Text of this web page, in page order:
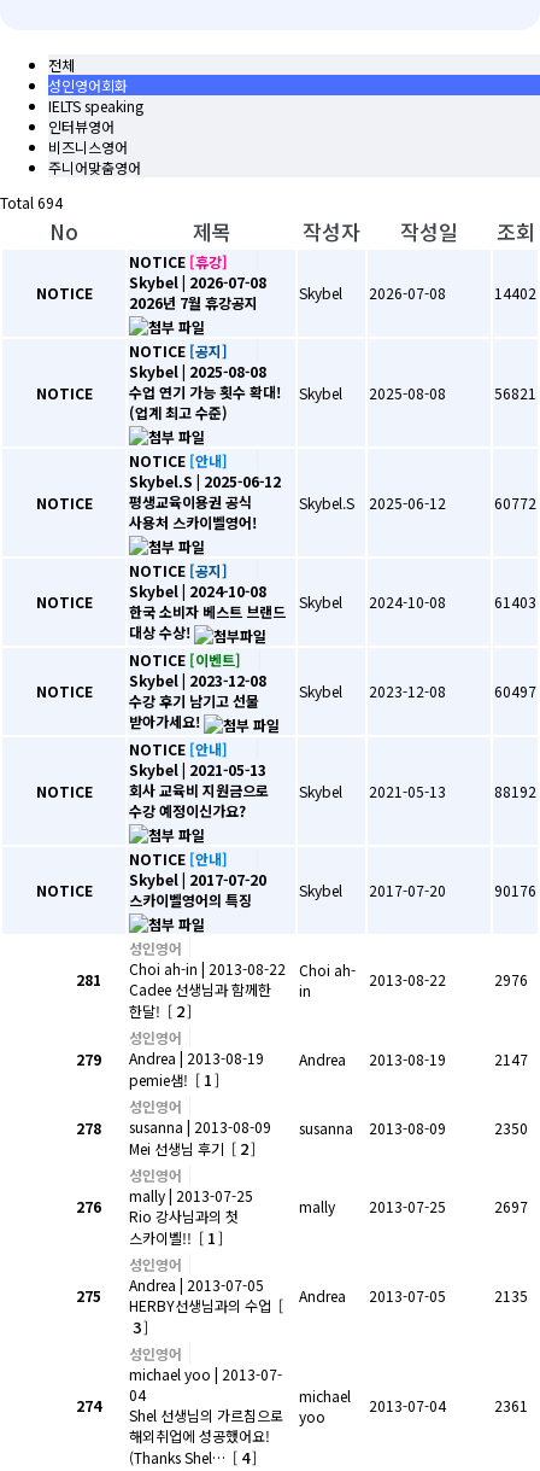
전체
성인영어회화
IELTS speaking
인터뷰영어
비즈니스영어
주니어맞춤영어
Total 694
No 제목 작성자 작성일 조회
NOTICE
NOTICE [휴강]
Skybel| 2026-07-08
2026년 7월 휴강공지
Skybel 2026-07-08 14402
NOTICE
NOTICE [공지]
Skybel| 2025-08-08
수업 연기 가능 횟수 확대!
(업계 최고 수준)
Skybel 2025-08-08 56821
NOTICE
NOTICE [안내]
Skybel.S | 2025-06-12
평생교육이용권 공식
사용처 스카이벨영어!
Skybel.S 2025-06-12 60772
NOTICE
NOTICE [공지]
Skybel| 2024-10-08
한국 소비자 베스트 브랜드
대상 수상!
Skybel 2024-10-08 61403
NOTICE
NOTICE [이벤트]
Skybel| 2023-12-08
수강 후기 남기고 선물
받아가세요!
Skybel 2023-12-08 60497
NOTICE
NOTICE [안내]
Skybel| 2021-05-13
회사 교육비 지원금으로
수강 예정이신가요?
Skybel 2021-05-13 88192
NOTICE
NOTICE [안내]
Skybel| 2017-07-20
스카이벨영어의 특징
Skybel 2017-07-20 90176
281
성인영어
Choi ah-in | 2013-08-22
Cadee 선생님과 함께한
한달! [ 2]
Choi ah-
in
2013-08-22 2976
279
성인영어
Andrea | 2013-08-19
pemie샘! [ 1]
Andrea 2013-08-19 2147
278
성인영어
susanna | 2013-08-09
Mei 선생님 후기 [ 2]
susanna 2013-08-09 2350
276
성인영어
mally| 2013-07-25
Rio 강사님과의 첫
스카이벨!! [ 1]
mally 2013-07-25 2697
275
성인영어
Andrea | 2013-07-05
HERBY선생님과의 수업 [
3]
Andrea 2013-07-05 2135
274
성인영어
michael yoo | 2013-07-
04
Shel 선생님의 가르침으로
해외취업에 성공했어요!
(Thanks Shel… [ 4]
michael
yoo
2013-07-04 2361